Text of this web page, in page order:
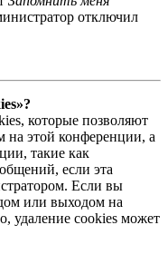
отключил
которые позволяют
на этой конференции, а
такие как
если эта
Если вы
или выходом на
удаление cookies может